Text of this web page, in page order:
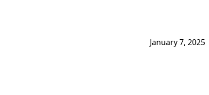
January 7, 2025